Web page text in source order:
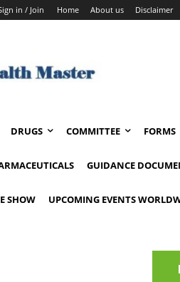
in / Join Home About us Disclaimer
DRUGS COMMITTEE FORMS
GUIDANCE
SHOW UPCOMING EVENTS